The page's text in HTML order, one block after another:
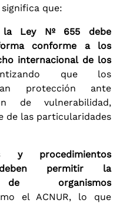
que:
Ley Nº 655 debe
conforme a los
internacional de los
que los
protección ante
de vulnerabilidad,
de las particularidades
y procedimientos
deben permitir la
de organismos
el ACNUR, lo que